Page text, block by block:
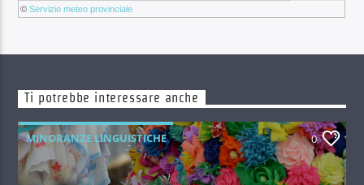
©Servizio meteo provinciale
Ti potrebbe interessare anche
MINORANZE LINGUISTICHE 0